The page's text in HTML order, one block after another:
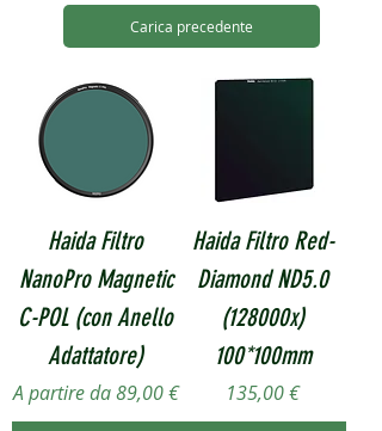
Carica precedente
Haida Filtro
NanoPro Magnetic
C-POL (con Anello
Adattatore)
A partire da89,00 €
Prezzo scontato
Haida Filtro Red-
Diamond ND5.0
(128000x)
100*100mm
Prezzo
135,00 €